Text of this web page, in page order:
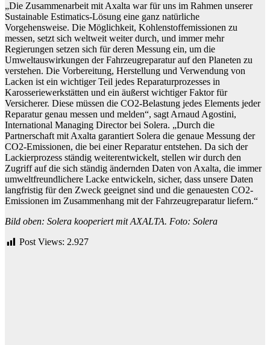
„Die Zusammenarbeit mit Axalta war für uns im Rahmen unserer
Sustainable Estimatics-Lösung eine ganz natürliche
Vorgehensweise. Die Möglichkeit, Kohlenstoffemissionen zu
messen, setzt sich weltweit weiter durch, und immer mehr
Regierungen setzen sich für deren Messung ein, um die
Umweltauswirkungen der Fahrzeugreparatur auf den Planeten zu
verstehen. Die Vorbereitung, Herstellung und Verwendung von
Lacken ist ein wichtiger Teil jedes Reparaturprozesses in
Karosseriewerkstätten und ein äußerst wichtiger Faktor für
Versicherer. Diese müssen die CO2-Belastung jedes Elements jeder
Reparatur genau messen und melden“, sagt Arnaud Agostini,
International Managing Director bei Solera. „Durch die
Partnerschaft mit Axalta garantiert Solera die genaue Messung der
CO2-Emissionen, die bei einer Reparatur entstehen. Da sich der
Lackierprozess ständig weiterentwickelt, stellen wir durch den
Zugriff auf die sich ständig ändernden Daten von Axalta, die immer
umweltfreundlichere Lacke entwickeln, sicher, dass unsere Daten
langfristig für den Zweck geeignet sind und die genauesten CO2-
Emissionen im Zusammenhang mit der Fahrzeugreparatur liefern.“
Bild oben: Solera kooperiert mit AXALTA. Foto: Solera
Post Views: 2.927